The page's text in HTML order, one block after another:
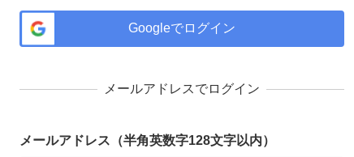
Googleでログイン
メールアドレスでログイン
メールアドレス（半角英数字128文字以内）